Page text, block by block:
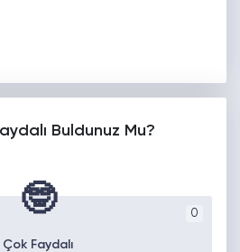
Buldunuz Mu?
0
🤓
Çok Faydalı